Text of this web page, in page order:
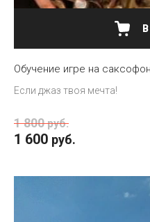
Обучение игре на
Если джаз твоя мечта!
1 800 руб.
1 600 руб.